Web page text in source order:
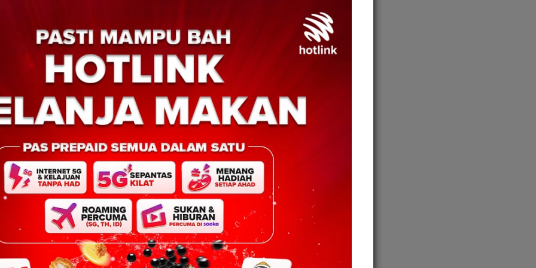
BERITA AM HIBURAN
Borneo Got Talent 2025 Serlah
Bakat Anak Muda Sabah